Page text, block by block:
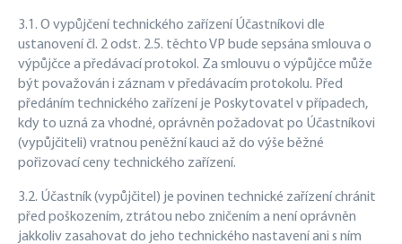
3.1. O vypůjčení technického zařízení Účastníkovi dle
ustanovení čl. 2 odst. 2.5. těchto VP bude sepsána smlouva o
výpůjčce a předávací protokol. Za smlouvu o výpůjčce může
být považován i záznam v předávacím protokolu. Před
předáním technického zařízení je Poskytovatel v případech,
kdy to uzná za vhodné, oprávněn požadovat po Účastníkovi
(vypůjčiteli) vratnou peněžní kauci až do výše běžné
pořizovací ceny technického zařízení.
3.2. Účastník (vypůjčitel) je povinen technické zařízení chránit
před poškozením, ztrátou nebo zničením a není oprávněn
jakkoliv zasahovat do jeho technického nastavení ani s ním